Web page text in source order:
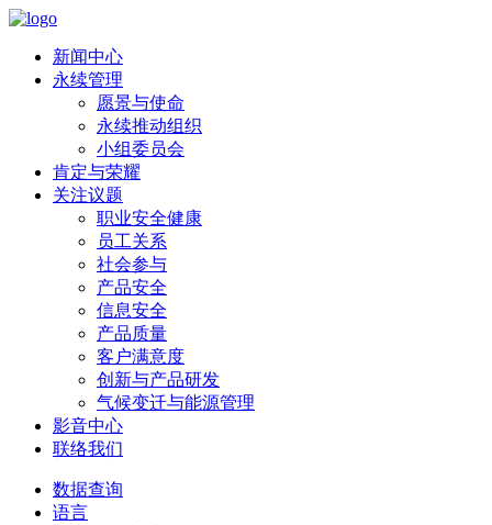
新闻中心
永续管理
愿景与使命
永续推动组织
小组委员会
肯定与荣耀
关注议题
职业安全健康
员工关系
社会参与
产品安全
信息安全
产品质量
客户满意度
创新与产品研发
气候变迁与能源管理
影音中心
联络我们
数据查询
语言